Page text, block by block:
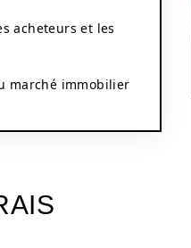
acheteurs et les
marché immobilier